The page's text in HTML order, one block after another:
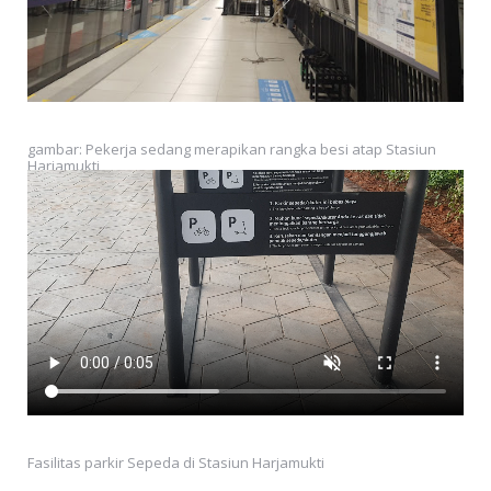
gambar: Pekerja sedang merapikan rangka besi atap Stasiun
Harjamukti
Fasilitas parkir Sepeda di Stasiun Harjamukti